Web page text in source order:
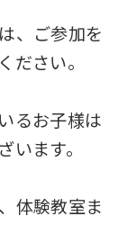
、ご参加を
ださい。
るお子様は
ます。
体験教室ま